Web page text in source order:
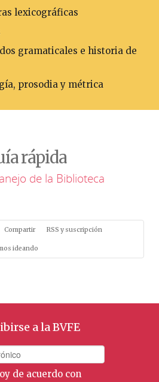
lexicográficas
gramaticales e historia de
prosodia y métrica
rápida
de la Biblioteca
Compartir RSS y suscripción
ideando
a la BVFE
de acuerdo con